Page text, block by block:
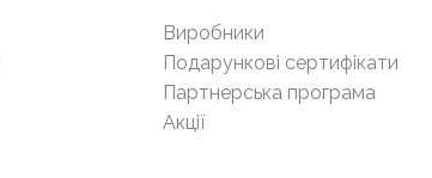
Виробники
Подарункові сертифікати
Партнерська програма
Акції